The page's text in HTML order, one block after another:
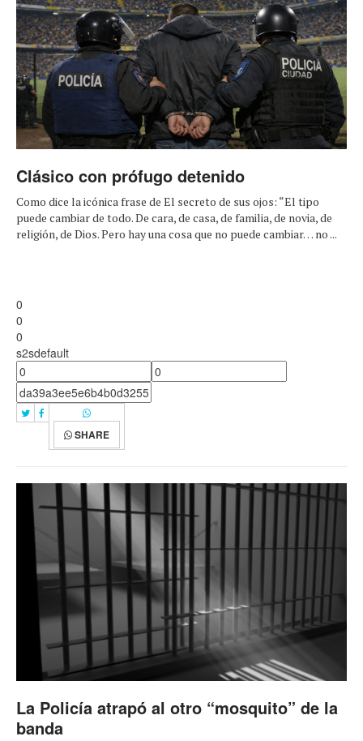
Clásico con prófugo detenido
Como dice la icónica frase de El secreto de sus ojos: “El tipo
puede cambiar de todo. De cara, de casa, de familia, de novia, de
religión, de Dios. Pero hay una cosa que no puede cambiar… no ...
0
0
0
s2sdefault
SHARE
La Policía atrapó al otro “mosquito” de la
banda